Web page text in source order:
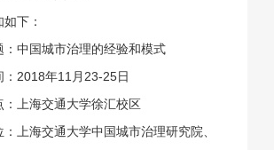
下：
：中国城市治理的经验和模式
：2018年11月23-25日
：上海交通大学徐汇校区
上海交通大学中国城市治理研究院、